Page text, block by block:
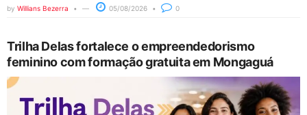
by Willians Bezerra 05/08/2026 0
Trilha Delas fortalece o empreendedorismo
feminino com formação gratuita em Mongaguá